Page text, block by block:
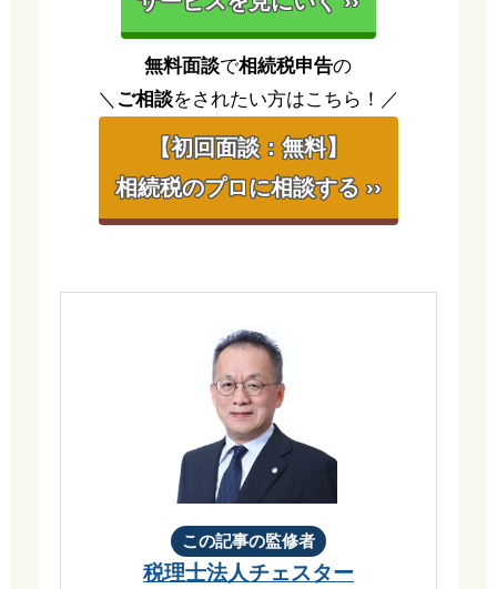
無料面談で相続税申告の
＼ ご相談をされたい方はこちら！／
【初回面談：無料】
相続税のプロに相談する ››
この記事の監修者
税理士法人チェスター